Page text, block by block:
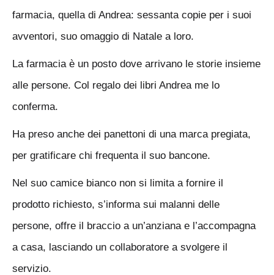
farmacia, quella di Andrea: sessanta copie per i suoi
avventori, suo omaggio di Natale a loro.
La farmacia è un posto dove arrivano le storie insieme
alle persone. Col regalo dei libri Andrea me lo
conferma.
Ha preso anche dei panettoni di una marca pregiata,
per gratificare chi frequenta il suo bancone.
Nel suo camice bianco non si limita a fornire il
prodotto richiesto, s’informa sui malanni delle
persone, offre il braccio a un’anziana e l’accompagna
a casa, lasciando un collaboratore a svolgere il
servizio.